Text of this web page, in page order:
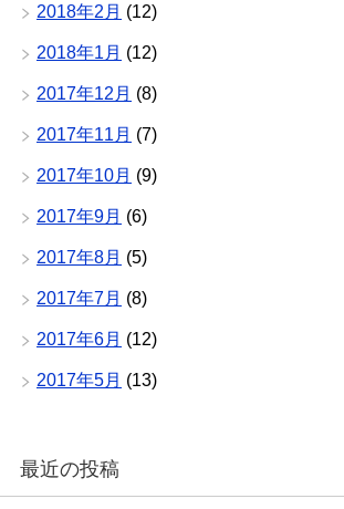
2018年2月 (12)
2018年1月 (12)
2017年12月 (8)
2017年11月 (7)
2017年10月 (9)
2017年9月 (6)
2017年8月 (5)
2017年7月 (8)
2017年6月 (12)
2017年5月 (13)
最近の投稿